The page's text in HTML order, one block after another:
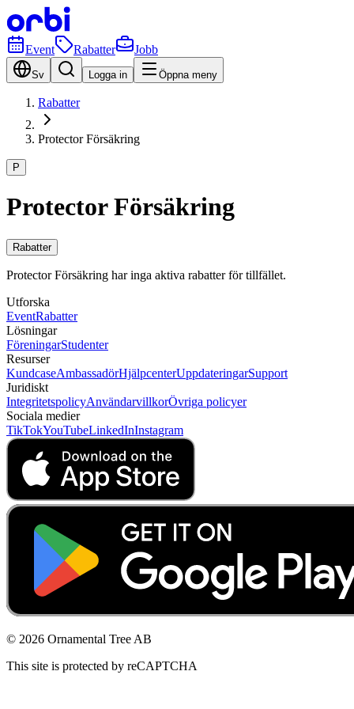
Event Rabatter Jobb
Sv Logga in Öppna meny
Rabatter
Protector Försäkring
P
Protector Försäkring
Rabatter
Protector Försäkring har inga aktiva rabatter för tillfället.
Utforska
EventRabatter
Lösningar
FöreningarStudenter
Resurser
KundcaseAmbassadörHjälpcenterUppdateringarSupport
Juridiskt
IntegritetspolicyAnvändarvillkorÖvriga policyer
Sociala medier
TikTokYouTubeLinkedInInstagram
© 2026 Ornamental Tree AB
This site is protected by reCAPTCHA